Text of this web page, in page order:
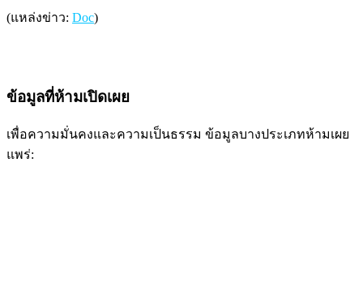
(แหล่งข่าว: Doc)
ข้อมูลที่ห้ามเปิดเผย
เพื่อความมั่นคงและความเป็นธรรม ข้อมูลบางประเภทห้ามเผย
แพร่: